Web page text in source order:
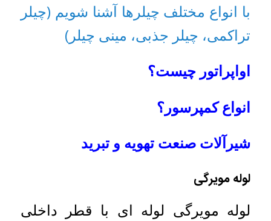
با انواع مختلف چیلرها آشنا شویم (چیلر
تراکمی، چیلر جذبی، مینی چیلر)
اواپراتور چیست؟
انواع کمپرسور؟
شیرآلات صنعت تهویه و تبرید
لوله مویرگی
لوله مویرگی لوله ای با قطر داخلی